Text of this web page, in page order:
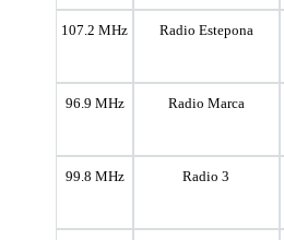
107.2 MHz Radio Estepona
96.9 MHz Radio Marca
99.8 MHz Radio 3